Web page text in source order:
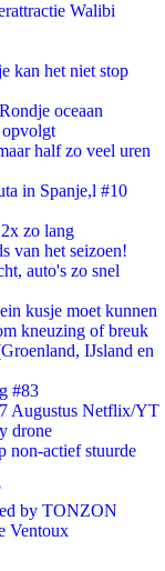
Walibi
kan het niet stop
oceaan
half zo veel uren
in Spanje,l #10
zo lang
van het seizoen!
auto's zo snel
kusje moet kunnen
kneuzing of breuk
IJsland en
#83
Augustus Netflix/YT
drone
non-actief stuurde
by TONZON
Ventoux